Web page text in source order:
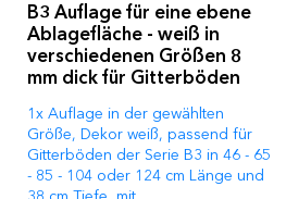
B3 Auflage für eine ebene
Ablagefläche - weiß in
verschiedenen Größen 8
mm dick für Gitterböden
1x Auflage in der gewählten
Größe, Dekor weiß, passend für
Gitterböden der Serie B3 in 46 - 65
- 85 - 104 oder 124 cm Länge und